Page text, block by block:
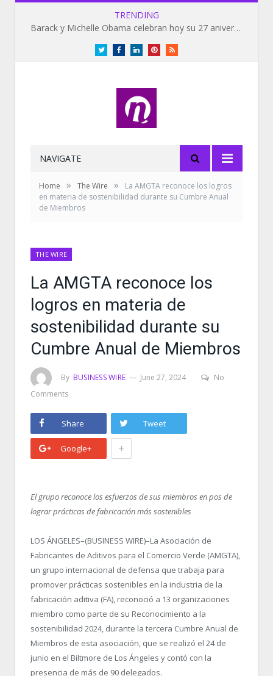
TRENDING
Barack y Michelle Obama celebran hoy su 27 aniversario de bodas
TwitterFacebookLinkedInPinterestRSS
NAVIGATE
Home » The Wire »
La AMGTA reconoce los logros
en materia de sostenibilidad durante su Cumbre Anual
de Miembros
THE WIRE
La AMGTA reconoce los
logros en materia de
sostenibilidad durante su
Cumbre Anual de Miembros
By BUSINESS WIRE June 27, 2024
No
Comments
Share Tweet
Google+ +
El grupo reconoce los esfuerzos de sus miembros en pos de
lograr prácticas de fabricación más sostenibles
LOS ÁNGELES–(BUSINESS WIRE)–La Asociación de
Fabricantes de Aditivos para el Comercio Verde (AMGTA),
un grupo internacional de defensa que trabaja para
promover prácticas sostenibles en la industria de la
fabricación aditiva (FA), reconoció a 13 organizaciones
miembro como parte de su Reconocimiento a la
sostenibilidad 2024, durante la tercera Cumbre Anual de
Miembros de esta asociación, que se realizó el 24 de
junio en el Biltmore de Los Ángeles y contó con la
presencia de más de 90 delegados.